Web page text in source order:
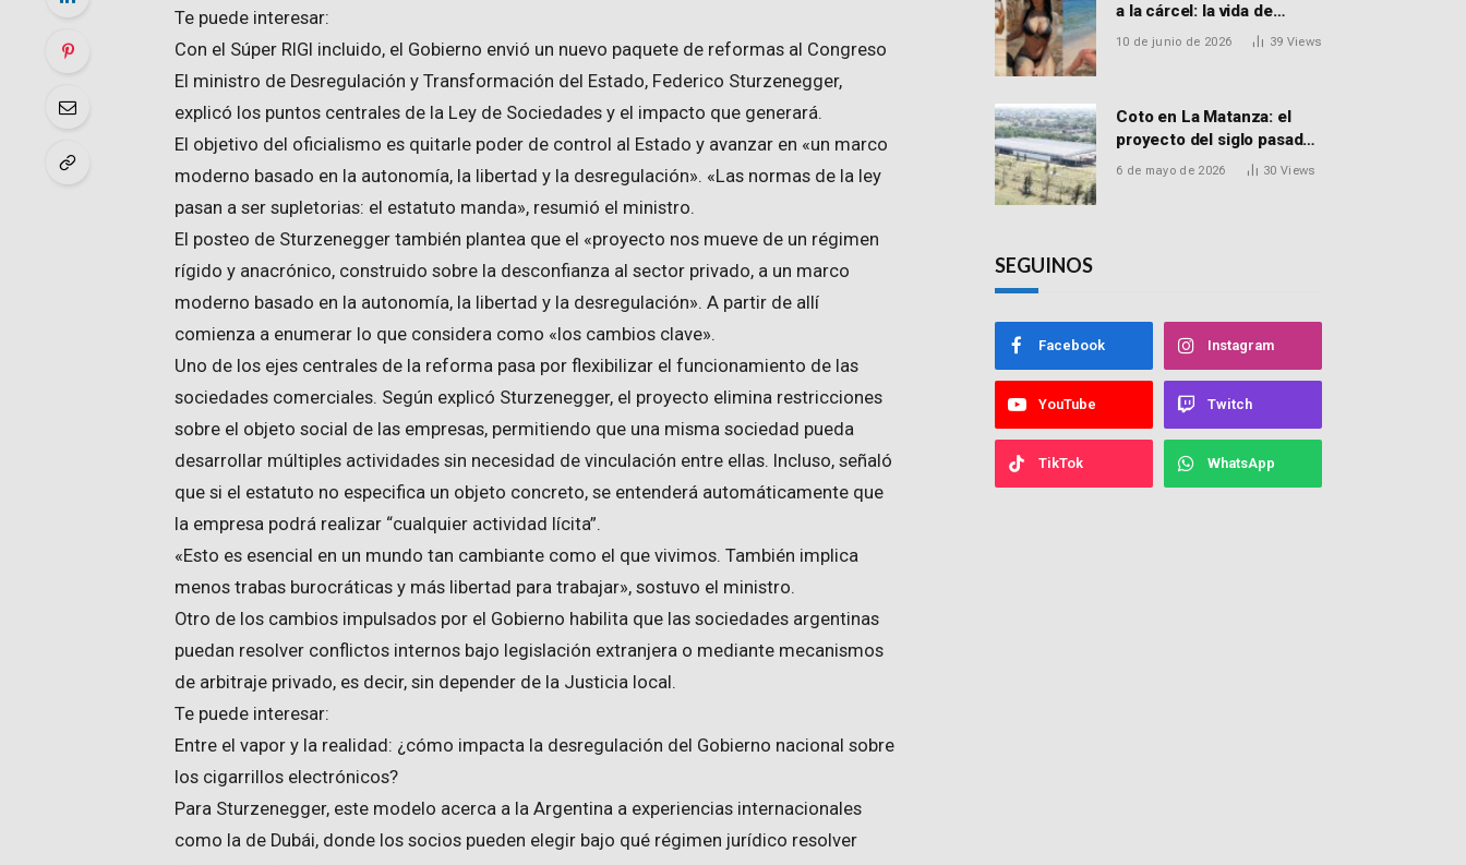
Te puede interesar:
Con el Súper RIGI incluido, el Gobierno envió un nuevo paquete de reformas al Congreso
El ministro de Desregulación y Transformación del Estado, Federico Sturzenegger,
explicó los puntos centrales de la Ley de Sociedades y el impacto que generará.
El objetivo del oficialismo es quitarle poder de control al Estado y avanzar en «un marco
moderno basado en la autonomía, la libertad y la desregulación». «Las normas de la ley
pasan a ser supletorias: el estatuto manda», resumió el ministro.
El posteo de Sturzenegger también plantea que el «proyecto nos mueve de un régimen
rígido y anacrónico, construido sobre la desconfianza al sector privado, a un marco
moderno basado en la autonomía, la libertad y la desregulación». A partir de allí
comienza a enumerar lo que considera como «los cambios clave».
Uno de los ejes centrales de la reforma pasa por flexibilizar el funcionamiento de las
sociedades comerciales. Según explicó Sturzenegger, el proyecto elimina restricciones
sobre el objeto social de las empresas, permitiendo que una misma sociedad pueda
desarrollar múltiples actividades sin necesidad de vinculación entre ellas. Incluso, señaló
que si el estatuto no especifica un objeto concreto, se entenderá automáticamente que
la empresa podrá realizar “cualquier actividad lícita”.
«Esto es esencial en un mundo tan cambiante como el que vivimos. También implica
menos trabas burocráticas y más libertad para trabajar», sostuvo el ministro.
Otro de los cambios impulsados por el Gobierno habilita que las sociedades argentinas
puedan resolver conflictos internos bajo legislación extranjera o mediante mecanismos
de arbitraje privado, es decir, sin depender de la Justicia local.
Te puede interesar:
Entre el vapor y la realidad: ¿cómo impacta la desregulación del Gobierno nacional sobre
los cigarrillos electrónicos?
Para Sturzenegger, este modelo acerca a la Argentina a experiencias internacionales
como la de Dubái, donde los socios pueden elegir bajo qué régimen jurídico resolver
a la cárcel: la vida de
Macarena Distéfano, la
10 de junio de 2026 39 Views
Coto en La Matanza: el
proyecto del siglo pasado
que recibió el aval de la
6 de mayo de 2026 30 Views
SEGUINOS
Facebook Instagram
YouTube Twitch
TikTok WhatsApp